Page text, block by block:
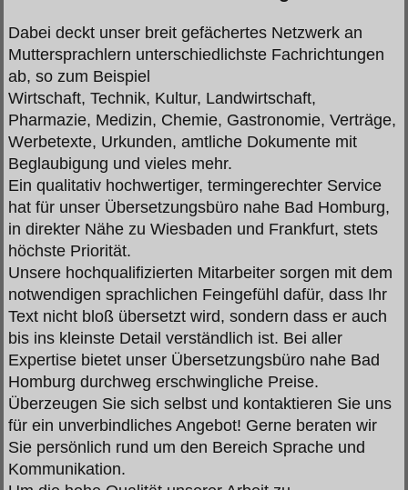
Dabei deckt unser breit gefächertes Netzwerk an
Muttersprachlern unterschiedlichste Fachrichtungen
ab, so zum Beispiel
Wirtschaft, Technik, Kultur, Landwirtschaft,
Pharmazie, Medizin, Chemie, Gastronomie, Verträge,
Werbetexte, Urkunden, amtliche Dokumente mit
Beglaubigung und vieles mehr.
Ein qualitativ hochwertiger, termingerechter Service
hat für unser Übersetzungsbüro nahe Bad Homburg,
in direkter Nähe zu Wiesbaden und Frankfurt, stets
höchste Priorität.
Unsere hochqualifizierten Mitarbeiter sorgen mit dem
notwendigen sprachlichen Feingefühl dafür, dass Ihr
Text nicht bloß übersetzt wird, sondern dass er auch
bis ins kleinste Detail verständlich ist. Bei aller
Expertise bietet unser Übersetzungsbüro nahe Bad
Homburg durchweg erschwingliche Preise.
Überzeugen Sie sich selbst und kontaktieren Sie uns
für ein unverbindliches Angebot! Gerne beraten wir
Sie persönlich rund um den Bereich Sprache und
Kommunikation.